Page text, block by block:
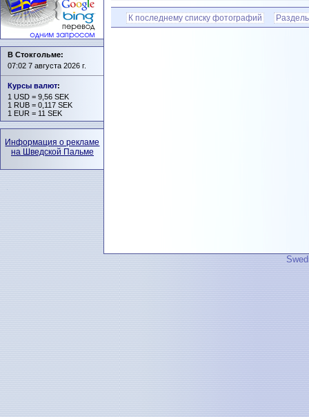
К последнему списку фотографий
В Стокгольме:
07:02 7 августа 2026 г.
Курсы валют:
1 USD = 9,56 SEK
1 RUB = 0,117 SEK
1 EUR = 11 SEK
Информация о рекламе
на Шведской Пальме